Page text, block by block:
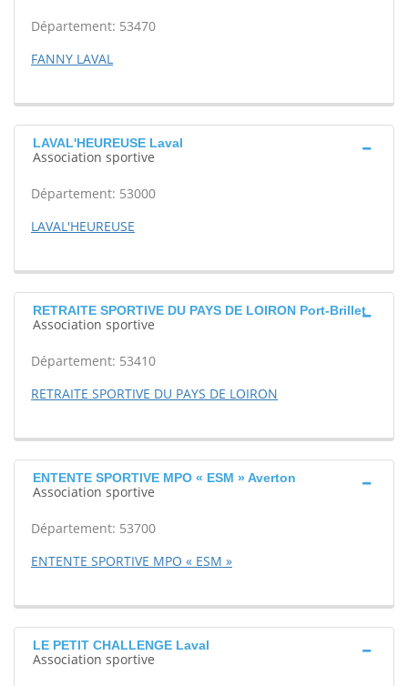
Département: 53470
FANNY LAVAL
LAVAL'HEUREUSE Laval
Association sportive
Département: 53000
LAVAL'HEUREUSE
RETRAITE SPORTIVE DU PAYS DE LOIRON Port-Brillet
Association sportive
Département: 53410
RETRAITE SPORTIVE DU PAYS DE LOIRON
ENTENTE SPORTIVE MPO « ESM » Averton
Association sportive
Département: 53700
ENTENTE SPORTIVE MPO « ESM »
LE PETIT CHALLENGE Laval
Association sportive